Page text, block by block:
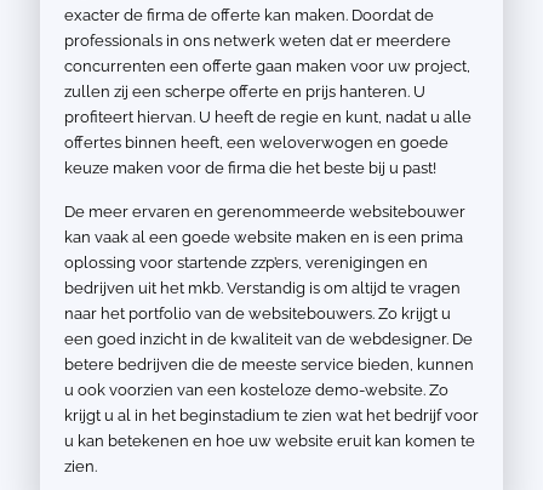
exacter de firma de offerte kan maken. Doordat de
professionals in ons netwerk weten dat er meerdere
concurrenten een offerte gaan maken voor uw project,
zullen zij een scherpe offerte en prijs hanteren. U
profiteert hiervan. U heeft de regie en kunt, nadat u alle
offertes binnen heeft, een weloverwogen en goede
keuze maken voor de firma die het beste bij u past!
De meer ervaren en gerenommeerde websitebouwer
kan vaak al een goede website maken en is een prima
oplossing voor startende zzp’ers, verenigingen en
bedrijven uit het mkb. Verstandig is om altijd te vragen
naar het portfolio van de websitebouwers. Zo krijgt u
een goed inzicht in de kwaliteit van de webdesigner. De
betere bedrijven die de meeste service bieden, kunnen
u ook voorzien van een kosteloze demo-website. Zo
krijgt u al in het beginstadium te zien wat het bedrijf voor
u kan betekenen en hoe uw website eruit kan komen te
zien.